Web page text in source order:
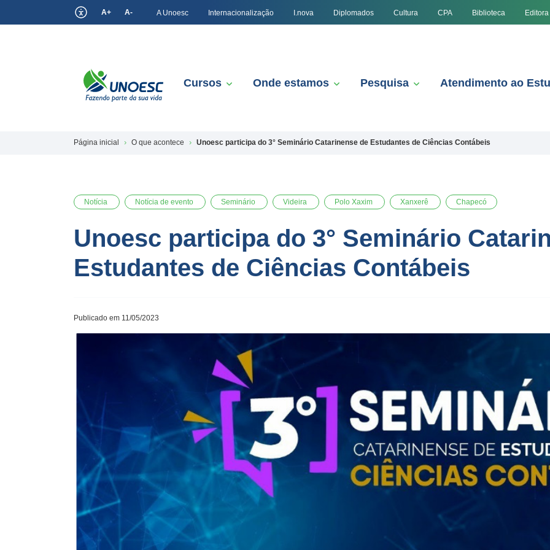
A+ A- A Unoesc Internacionalização I.nova Diplomados Cultura CPA Biblioteca Editora
Cursos Onde estamos Pesquisa Atendimento ao
Página inicial O que acontece Unoesc participa do 3° Seminário Catarinense de Estudantes de Ciências Contábeis
Notícia Notícia de evento Seminário Videira Polo Xaxim Xanxerê Chapecó
Unoesc participa do 3° Seminário
Estudantes de Ciências Contábeis
Publicado em 11/05/2023